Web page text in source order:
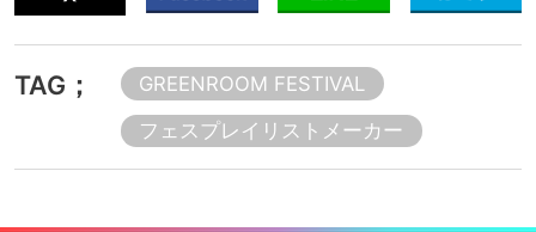
TAG；
GREENROOM FESTIVAL
フェスプレイリストメーカー